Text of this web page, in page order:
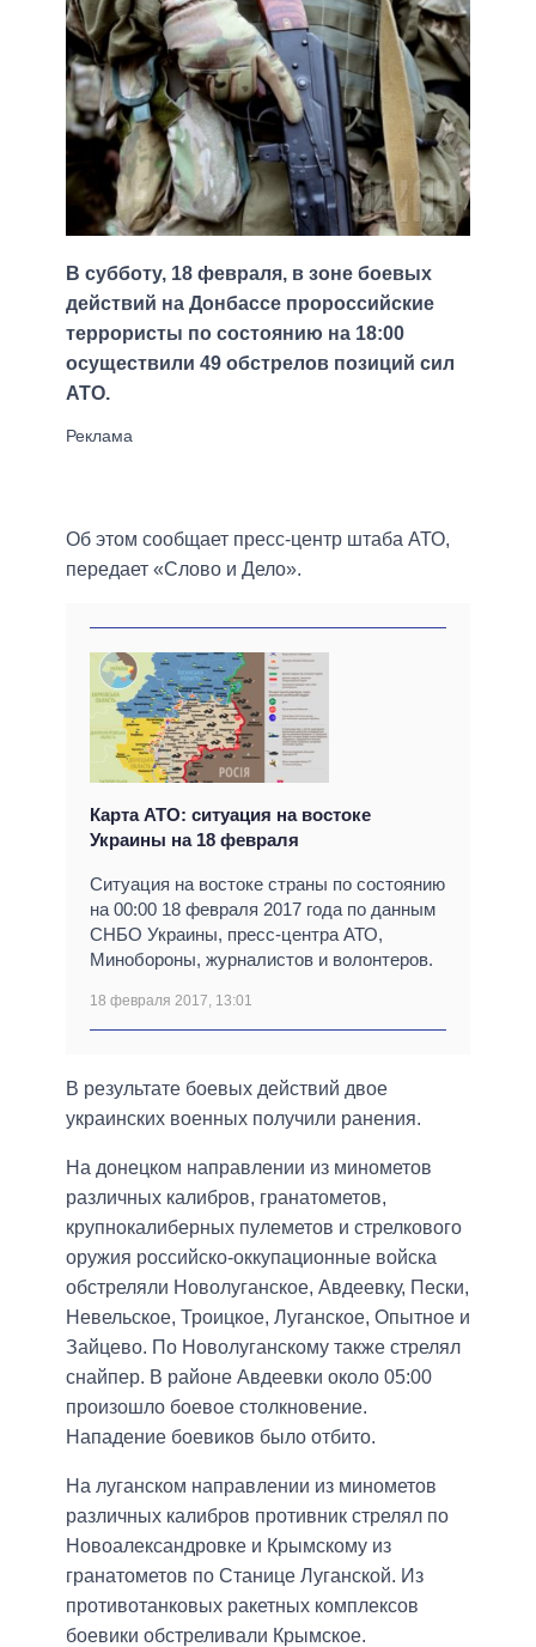
В субботу, 18 февраля, в зоне боевых
действий на Донбассе пророссийские
террористы по состоянию на 18:00
осуществили 49 обстрелов позиций сил
АТО.
Об этом сообщает пресс-центр штаба АТО,
передает «Слово и Дело».
Карта АТО: ситуация на востоке
Украины на 18 февраля
Ситуация на востоке страны по состоянию
на 00:00 18 февраля 2017 года по данным
СНБО Украины, пресс-центра АТО,
Минобороны, журналистов и волонтеров.
18 февраля 2017, 13:01
В результате боевых действий двое
украинских военных получили ранения.
На донецком направлении из минометов
различных калибров, гранатометов,
крупнокалиберных пулеметов и стрелкового
оружия российско-оккупационные войска
обстреляли Новолуганское, Авдеевку, Пески,
Невельское, Троицкое, Луганское, Опытное и
Зайцево. По Новолуганскому также стрелял
снайпер. В районе Авдеевки около 05:00
произошло боевое столкновение.
Нападение боевиков было отбито.
На луганском направлении из минометов
различных калибров противник стрелял по
Новоалександровке и Крымскому из
гранатометов по Станице Луганской. Из
противотанковых ракетных комплексов
боевики обстреливали Крымское.